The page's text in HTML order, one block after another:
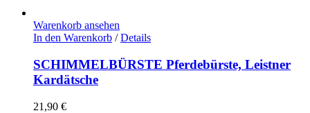
Warenkorb ansehen
In den Warenkorb / Details
SCHIMMELBÜRSTE Pferdebürste, Leistner
Kardätsche
21,90 €